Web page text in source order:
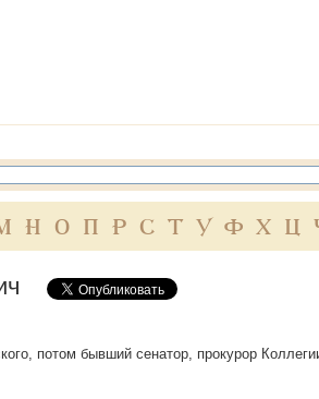
Н О П Р С Т У Ф Х Ц
потом бывший сенатор, прокурор